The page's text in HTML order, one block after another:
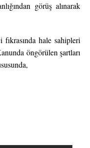
görüş alınarak
hale sahipleri
öngörülen şartları